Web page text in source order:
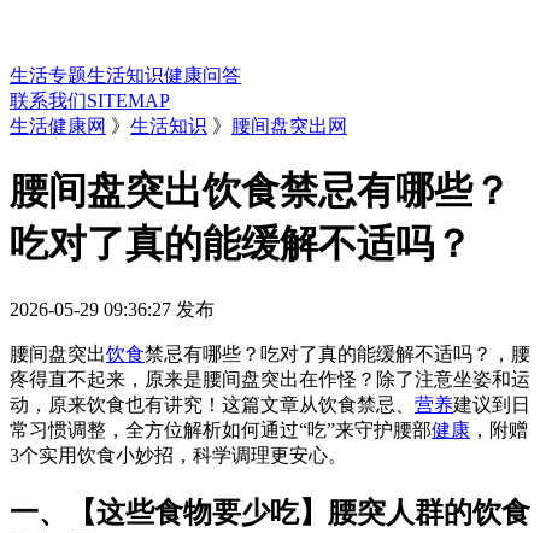
生活专题生活知识健康问答
联系我们SITEMAP
生活健康网 》 生活知识 》 腰间盘突出网
腰间盘突出饮食禁忌有哪些？
吃对了真的能缓解不适吗？
2026-05-29 09:36:27 发布
腰间盘突出饮食禁忌有哪些？吃对了真的能缓解不适吗？，腰
疼得直不起来，原来是腰间盘突出在作怪？除了注意坐姿和运
动，原来饮食也有讲究！这篇文章从饮食禁忌、 营养建议到日
常习惯调整，全方位解析如何通过“吃”来守护腰部健康 ，附赠
3个实用饮食小妙招，科学调理更安心。
一、【这些食物要少吃】腰突人群的饮食